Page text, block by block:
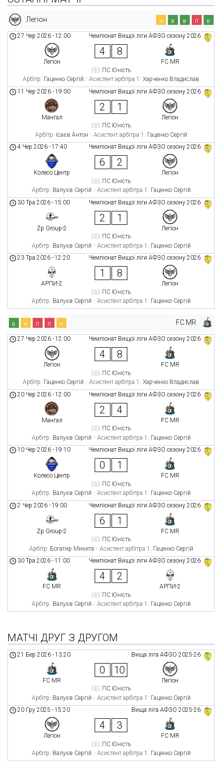
Легіон н в в п в
Чемпіонат Вищої ліги АФЗО сезону 2026
27 Чер 2026 -12:00
Легіон
4 8
FC MR
ПС Юність
Арбітр: Гаценко Сергій Асистент арбітра 1: Харченко Владислав
Чемпіонат Вищої ліги АФЗО сезону 2026
11 Чер 2026 -19:00
Мангал
2 1
Легіон
ПС Юність
Арбітр: Ісаєв Антон Асистент арбітра 1: Гаценко Сергій
Чемпіонат Вищої ліги АФЗО сезону 2026
4 Чер 2026 -17:40
Колесо Центр
6 2
Легіон
ПС Юність
Арбітр: Валуєв Сергій Асистент арбітра 1: Гаценко Сергій
Чемпіонат Вищої ліги АФЗО сезону 2026
30 Тра 2026 -15:00
Zp Group-2
2 1
Легіон
ПС Юність
Арбітр: Валуєв Сергій Асистент арбітра 1: Гаценко Сергій
Чемпіонат Вищої ліги АФЗО сезону 2026
23 Тра 2026 -12:20
АРПИ-2
1 8
Легіон
ПС Юність
Арбітр: Валуєв Сергій Асистент арбітра 1: Гаценко Сергій
FC MR
в н п п н
Чемпіонат Вищої ліги АФЗО сезону 2026
27 Чер 2026 -12:00
Легіон
4 8
FC MR
ПС Юність
Арбітр: Гаценко Сергій Асистент арбітра 1: Харченко Владислав
Чемпіонат Вищої ліги АФЗО сезону 2026
20 Чер 2026 -12:00
Мангал
2 4
FC MR
ПС Юність
Арбітр: Валуєв Сергій Асистент арбітра 1: Гаценко Сергій
Чемпіонат Вищої ліги АФЗО сезону 2026
10 Чер 2026 -19:10
Колесо Центр
0 1
FC MR
ПС Юність
Арбітр: Валуєв Сергій Асистент арбітра 1: Гаценко Сергій
Чемпіонат Вищої ліги АФЗО сезону 2026
2 Чер 2026 -19:00
Zp Group-2
6 1
FC MR
ПС Юність
Арбітр: Богатир Микита Асистент арбітра 1: Гаценко Сергій
Чемпіонат Вищої ліги АФЗО сезону 2026
30 Тра 2026 -11:00
FC MR
4 2
АРПИ-2
ПС Юність
Арбітр: Валуєв Сергій Асистент арбітра 1: Гаценко Сергій
МАТЧІ ДРУГ З ДРУГОМ
Вища ліга АФЗО 2025-26
21 Бер 2026 -13:20
FC MR
0 10
Легіон
ПС Юність
Арбітр: Валуєв Сергій Асистент арбітра 1: Гаценко Сергій
Вища ліга АФЗО 2025-26
20 Гру 2025 -15:20
Легіон
4 3
FC MR
ПС Юність
Арбітр: Валуєв Сергій Асистент арбітра 1: Гаценко Сергій